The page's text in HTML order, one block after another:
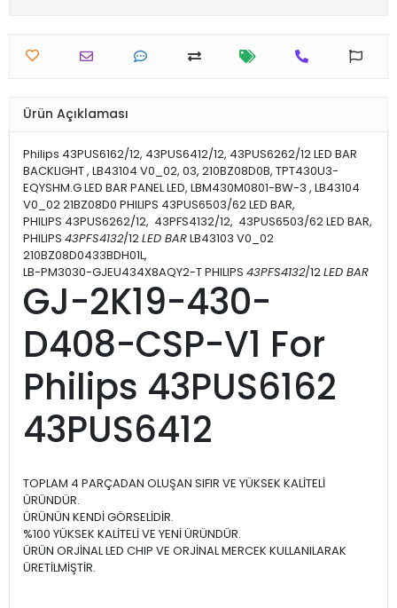
Ürün Açıklaması
Philips 43PUS6162/12, 43PUS6412/12, 43PUS6262/12 LED BAR
BACKLIGHT , LB43104 V0_02, 03, 210BZ08D0B, TPT430U3-
EQYSHM.G LED BAR PANEL LED, LBM430M0801-BW-3 , LB43104
V0_02 21BZ08D0 PHILIPS 43PUS6503/62 LED BAR,
PHILIPS 43PUS6262/12, 43PFS4132/12, 43PUS6503/62 LED BAR,
PHILIPS 43PFS4132/12LED BARLB43103 V0_02
210BZ08D0433BDH01L,
LB-PM3030-GJEU434X8AQY2-T PHILIPS 43PFS4132/12LED BAR
GJ-2K19-430-
D408-CSP-V1 For
Philips 43PUS6162
43PUS6412
TOPLAM 4 PARÇADAN OLUŞAN SIFIR VE YÜKSEK KALİTELİ
ÜRÜNDÜR.
ÜRÜNÜN KENDİ GÖRSELİDİR.
%100 YÜKSEK KALİTELİ VE YENİ ÜRÜNDÜR.
ÜRÜN ORJİNAL LED CHIP VE ORJİNAL MERCEK KULLANILARAK
ÜRETİLMİŞTİR.